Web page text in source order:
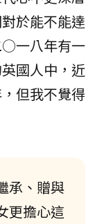
於能不能達
○一八年有一
國人中，近
但我不覺得
承、贈與
更擔心這